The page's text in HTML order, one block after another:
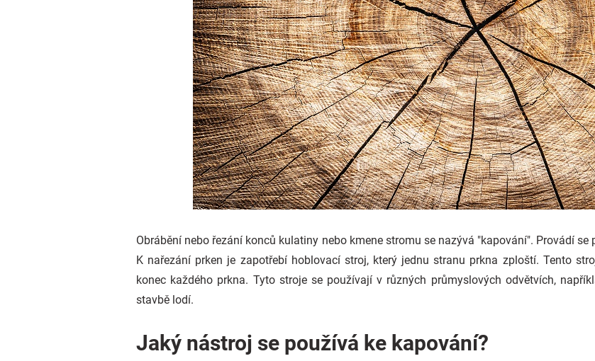
Obrábění nebo řezání konců kulatiny nebo kmene stromu se nazývá "kapování". Provádí
K nařezání prken je zapotřebí hoblovací stroj, který jednu stranu prkna zploští. Tento
konec každého prkna. Tyto stroje se používají v různých průmyslových odvětvích,
stavbě lodí.
Jaký nástroj se používá ke kapování?